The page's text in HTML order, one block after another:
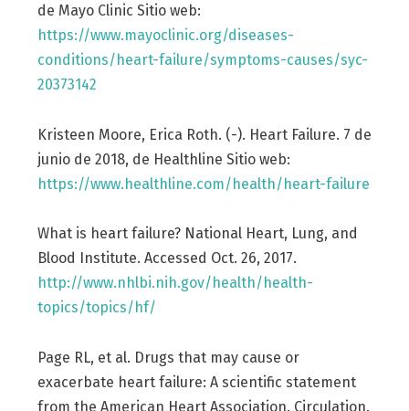
de Mayo Clinic Sitio web:
https://www.mayoclinic.org/diseases-
conditions/heart-failure/symptoms-causes/syc-
20373142
Kristeen Moore, Erica Roth. (-). Heart Failure. 7 de
junio de 2018, de Healthline Sitio web:
https://www.healthline.com/health/heart-failure
What is heart failure? National Heart, Lung, and
Blood Institute. Accessed Oct. 26, 2017.
http://www.nhlbi.nih.gov/health/health-
topics/topics/hf/
Page RL, et al. Drugs that may cause or
exacerbate heart failure: A scientific statement
from the American Heart Association. Circulation.